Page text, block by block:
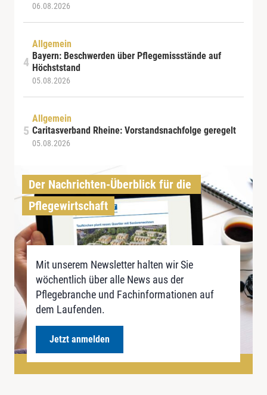
06.08.2026
Allgemein
Bayern: Beschwerden über Pflegemissstände auf
Höchststand
05.08.2026
Allgemein
Caritasverband Rheine: Vorstandsnachfolge geregelt
05.08.2026
Der Nachrichten-Überblick für die
Pflegewirtschaft
Mit unserem Newsletter halten wir Sie
wöchentlich über alle News aus der
Pflegebranche und Fachinformationen auf
dem Laufenden.
Jetzt anmelden